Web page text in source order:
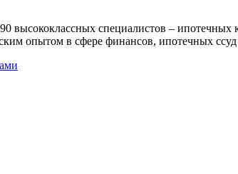
высококлассных специалистов –
опытом в сфере финансов, ипотечных